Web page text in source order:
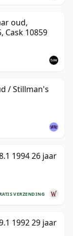
oud,
Cask 10859
/ Stillman's
1994 26 jaar
VERZENDING
1992 29 jaar